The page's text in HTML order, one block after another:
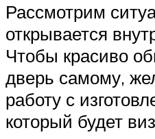
Рассмотрим
открывается
Чтобы красиво
дверь самому,
работу с
который будет